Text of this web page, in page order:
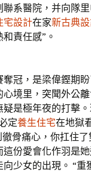
系醫院，并向隊
宅設計在家新古典
責任感”。
冠，是梁偉鏗期
心境里，突聞外公
是極年夜的打擊
定養生住宅在地獄
骨痛心，你扛住
份愛會化作羽是
少女的出現。 “重